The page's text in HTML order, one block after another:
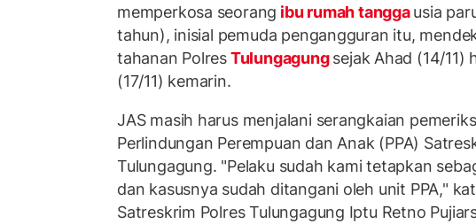
memperkosa seorang ibu rumah tanggausia
tahun), inisial pemuda pengangguran itu,
tahanan PolresTulungagungsejak Ahad (14/11)
(17/11) kemarin.
JAS masih harus menjalani serangkaian
Perlindungan Perempuan dan Anak (PPA)
Tulungagung. "Pelaku sudah kami tetapkan
dan kasusnya sudah ditangani oleh unit PPA,"
Satreskrim Polres Tulungagung Iptu Retno